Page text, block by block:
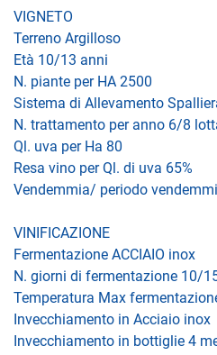
VIGNETO
Terreno Argilloso
Età 10/13 anni
N. piante per HA 2500
Sistema di Allevamento
N. trattamento per anno 6/8
Ql. uva per Ha 80
Resa vino per Ql. di uva 65%
Vendemmia/ periodo
VINIFICAZIONE
Fermentazione ACCIAIO inox
N. giorni di fermentazione 10/
Temperatura Max
Invecchiamento in Acciaio inox
Invecchiamento in bottiglie 4